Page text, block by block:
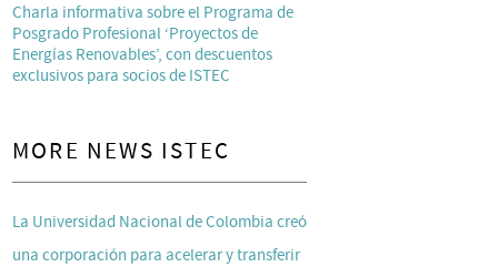
Charla informativa sobre el Programa de
Posgrado Profesional ‘Proyectos de
Energías Renovables’, con descuentos
exclusivos para socios de ISTEC
MORE NEWS ISTEC
La Universidad Nacional de Colombia creó
una corporación para acelerar y transferir